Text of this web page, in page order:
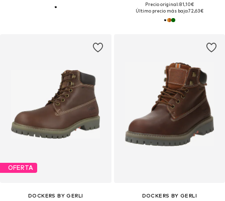
Precio original: 81,10€
Último precio más bajo:72,63€
OFERTA
DOCKERS BY GERLI DOCKERS BY GERLI